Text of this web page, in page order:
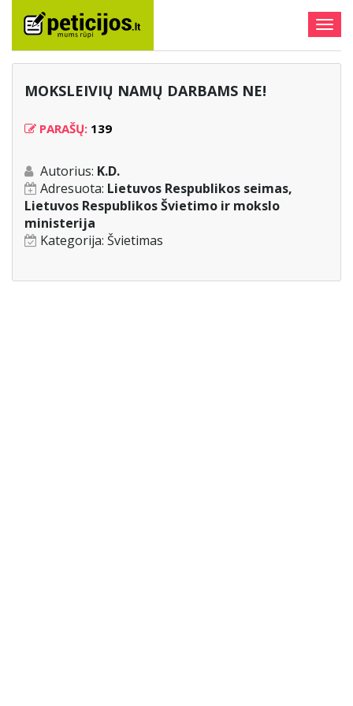
MOKSLEIVIŲ NAMŲ DARBAMS NE!
PARAŠŲ: 139
Autorius: K.D.
Adresuota: Lietuvos Respublikos seimas,
Lietuvos Respublikos Švietimo ir mokslo
ministerija
Kategorija: Švietimas